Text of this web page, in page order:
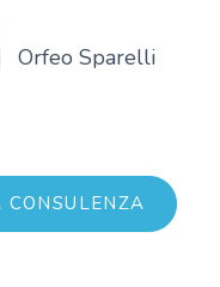
Orfeo Sparelli